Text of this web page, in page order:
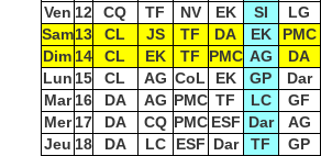
Ven 12 CQ TF NV EK SI LG
Sam13 CL JS TF DA EK PMC
Dim 14 CL EK TF PMC AG DA
Lun 15 CL AG CoL EK GP Dar
Mar 16 DA AG PMC TF LC GF
Mer 17 DA CQ PMC ESF Dar AG
Jeu 18 DA LC ESF Dar TF GP